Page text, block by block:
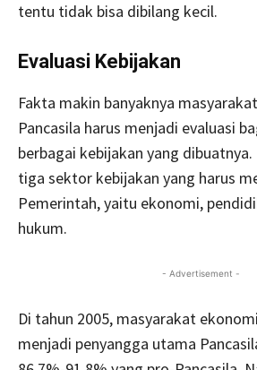
tentu tidak bisa dibilang kecil.
Evaluasi Kebijakan
Fakta makin banyaknya
Pancasila harus menjadi evaluasi
berbagai kebijakan yang
tiga sektor kebijakan yang harus
Pemerintah, yaitu ekonomi,
hukum.
- Advertisement -
Di tahun 2005, masyarakat
menjadi penyangga utama